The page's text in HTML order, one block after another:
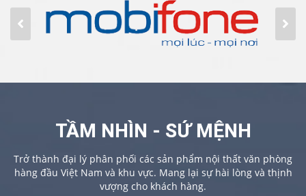
TẦM NHÌN - SỨ MỆNH
Trở thành đại lý phân phối các sản phẩm nội thất văn phòng
hàng đầu Việt Nam và khu vực. Mang lại sự hài lòng và thịnh
vượng cho khách hàng.